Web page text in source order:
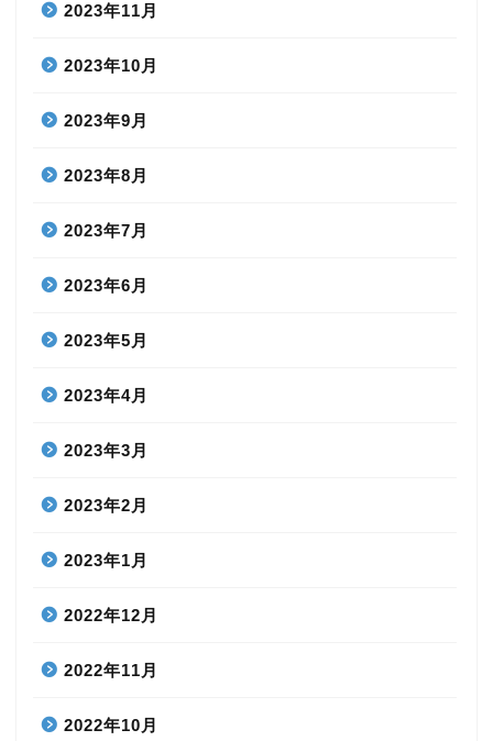
2023年11月
2023年10月
2023年9月
2023年8月
2023年7月
2023年6月
2023年5月
2023年4月
2023年3月
2023年2月
2023年1月
2022年12月
2022年11月
2022年10月